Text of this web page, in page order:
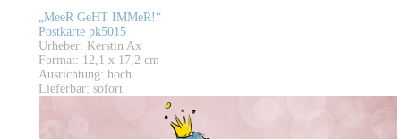
„MeeR GeHT IMMeR!“
Postkarte pk5015
Urheber: Kerstin Ax
Format: 12,1 x 17,2 cm
Ausrichtung: hoch
Lieferbar: sofort